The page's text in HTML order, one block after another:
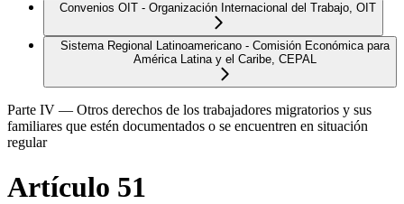
Convenios OIT - Organización Internacional del Trabajo, OIT
Sistema Regional Latinoamericano - Comisión Económica para
América Latina y el Caribe, CEPAL
Parte IV — Otros derechos de los trabajadores migratorios y sus
familiares que estén documentados o se encuentren en situación
regular
Artículo 51